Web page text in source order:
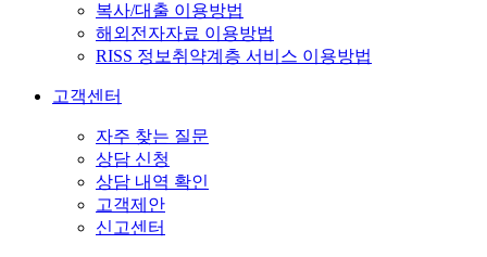
복사/대출 이용방법
해외전자자료 이용방법
RISS 정보취약계층 서비스 이용방법
고객센터
자주 찾는 질문
상담 신청
상담 내역 확인
고객제안
신고센터